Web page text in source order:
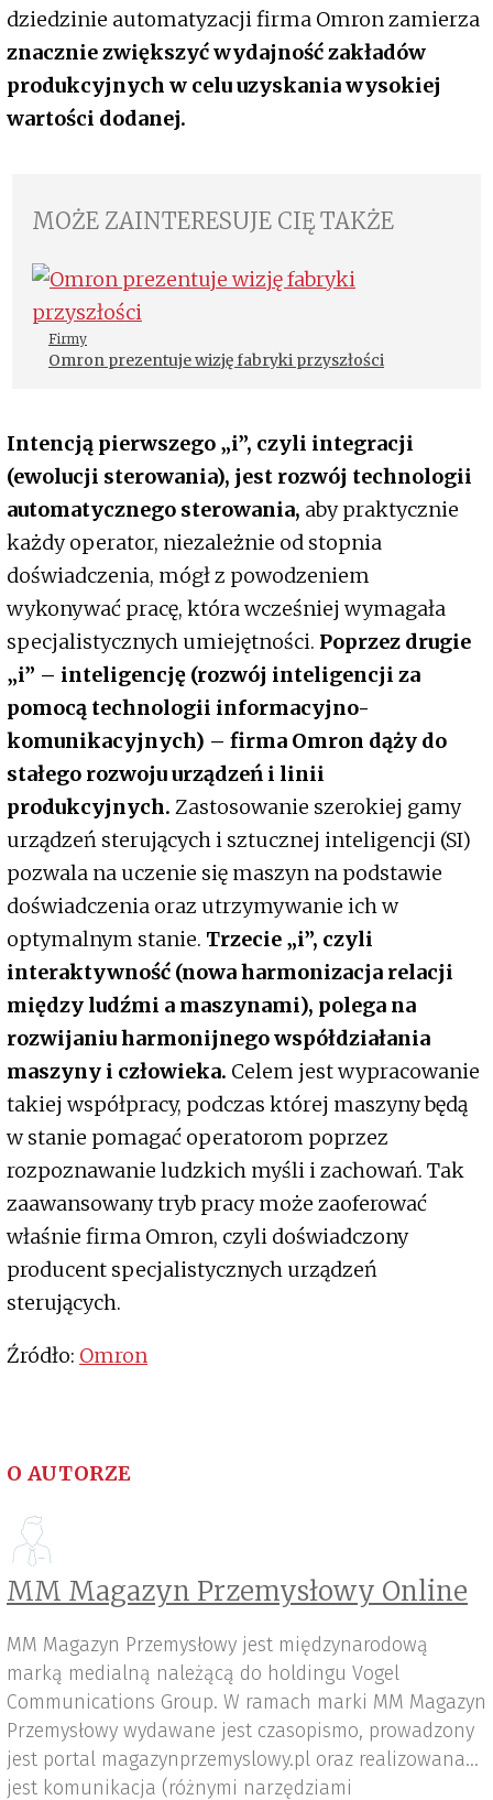
dziedzinie automatyzacji firma Omron zamierza
znacznie zwiększyć wydajność zakładów
produkcyjnych w celu uzyskania wysokiej
wartości dodanej.
MOŻE ZAINTERESUJE CIĘ TAKŻE
Firmy
Omron prezentuje wizję fabryki przyszłości
Intencją pierwszego „i”, czyli integracji
(ewolucji sterowania), jest rozwój technologii
automatycznego sterowania, aby praktycznie
każdy operator, niezależnie od stopnia
doświadczenia, mógł z powodzeniem
wykonywać pracę, która wcześniej wymagała
specjalistycznych umiejętności. Poprzez drugie
„i” – inteligencję (rozwój inteligencji za
pomocą technologii informacyjno-
komunikacyjnych) – firma Omron dąży do
stałego rozwoju urządzeń i linii
produkcyjnych. Zastosowanie szerokiej gamy
urządzeń sterujących i sztucznej inteligencji (SI)
pozwala na uczenie się maszyn na podstawie
doświadczenia oraz utrzymywanie ich w
optymalnym stanie. Trzecie „i”, czyli
interaktywność (nowa harmonizacja relacji
między ludźmi a maszynami), polega na
rozwijaniu harmonijnego współdziałania
maszyny i człowieka. Celem jest wypracowanie
takiej współpracy, podczas której maszyny będą
w stanie pomagać operatorom poprzez
rozpoznawanie ludzkich myśli i zachowań. Tak
zaawansowany tryb pracy może zaoferować
właśnie firma Omron, czyli doświadczony
producent specjalistycznych urządzeń
sterujących.
Źródło: Omron
O AUTORZE
MM Magazyn Przemysłowy Online
MM Magazyn Przemysłowy jest międzynarodową
marką medialną należącą do holdingu Vogel
Communications Group. W ramach marki MM Magazyn
Przemysłowy wydawane jest czasopismo, prowadzony
jest portal magazynprzemyslowy.pl oraz realizowana
jest komunikacja (różnymi narzędziami